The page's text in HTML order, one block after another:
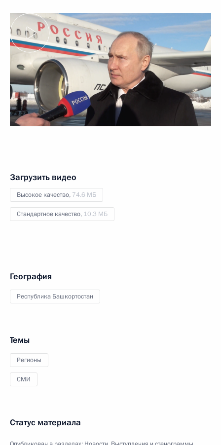
Загрузить видео
Высокое качество, 74.6 МБ
Стандартное качество, 10.3 МБ
География
Республика Башкортостан
Темы
Регионы
СМИ
Статус материала